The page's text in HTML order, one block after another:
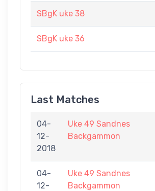
SBgK uke 38
SBgK uke 36
Last Matches
04-
12-
2018
Uke 49 Sandnes
Backgammon
04-
12-
Uke 49 Sandnes
Backgammon